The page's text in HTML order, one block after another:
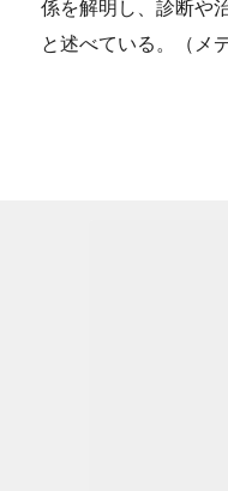
係を解明し、診断や
と述べている。（メ